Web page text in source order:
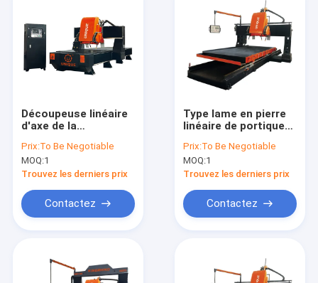
Produits
Découpeuse linéaire
d'axe de la
numérique par
ordinateur 3 pour
traiter la balustrade
Prix:To Be Negotiable
MOQ:1
Trouvez les derniers prix
Contactez
Type lame en pierre
linéaire de portique
numérique par
ordinateur de PLC de
la découpeuse deux
Prix:To Be Negotiable
MOQ:1
Trouvez les derniers prix
Contactez